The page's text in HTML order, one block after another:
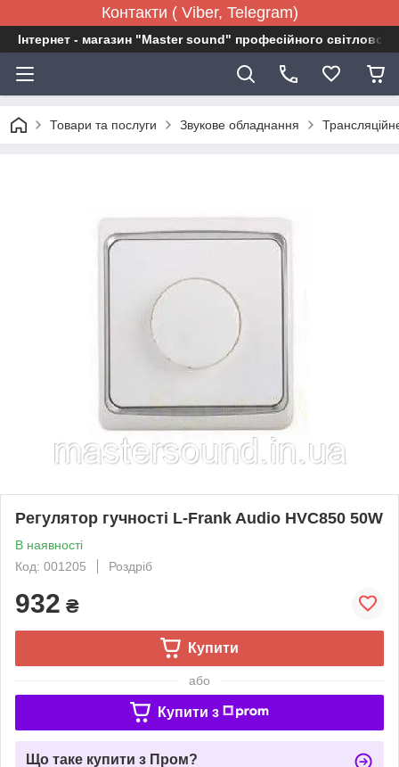
Контакти ( Viber, Telegram)
Інтернет - магазин "Master sound" професійного
Товари та послуги Звукове обладнання
Регулятор гучності L-Frank Audio HVC850 50W
В наявності
Код: 001205
Роздріб
932 ₴
Купити
або
Купити з
Що таке купити з Пром?